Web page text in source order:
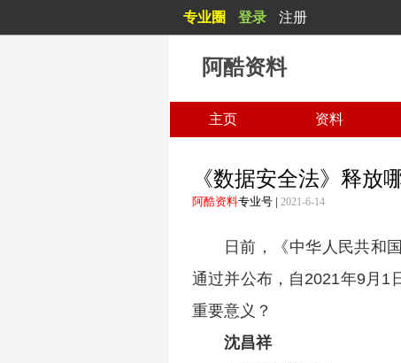
专业圈 登录 注册
阿酷资料
主页 资料
《数据安全法》释放
阿酷资料专业号 | 2021-6-14
日前，《中华人民共和
通过并公布，自2021年9月1
重要意义？
沈昌祥